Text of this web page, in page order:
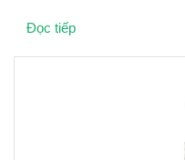
Đọc tiếp